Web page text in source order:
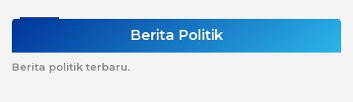
Berita Politik
Berita politik terbaru.